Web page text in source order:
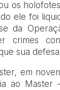
os
ele foi
da
crimes
sua
em
ao Master